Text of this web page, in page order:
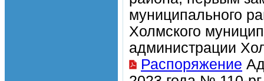
муниципального
Холмского
администрации
Распоряжение